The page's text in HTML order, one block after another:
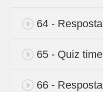
64 - Resposta
65 - Quiz time
66 - Resposta